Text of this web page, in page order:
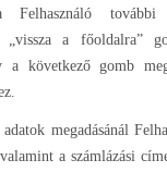
Felhasználó további
„vissza a főoldalra”
a következő gomb
megadásánál
a számlázási